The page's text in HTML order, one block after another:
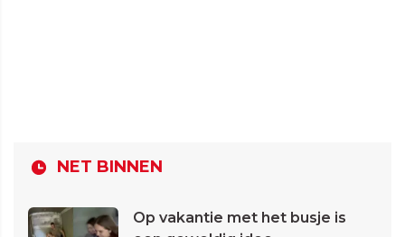
NET BINNEN
Op vakantie met het busje is